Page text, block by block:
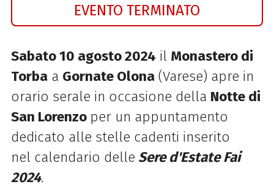
EVENTO TERMINATO
Sabato 10 agosto 2024 il Monastero di
Torbaa Gornate Olona(Varese) apre in
orario serale in occasione della Notte di
San Lorenzo per un appuntamento
dedicato alle stelle cadenti inserito
nel calendario delle Sere d'Estate Fai
2024.